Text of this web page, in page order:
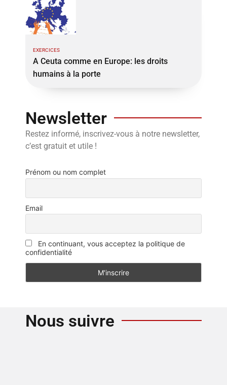
EXERCICES
A Ceuta comme en Europe: les droits
humains à la porte
Newsletter
Restez informé, inscrivez-vous à notre newsletter,
c’est gratuit et utile !
Prénom ou nom complet
Email
En continuant, vous acceptez la politique de
confidentialité
Nous suivre